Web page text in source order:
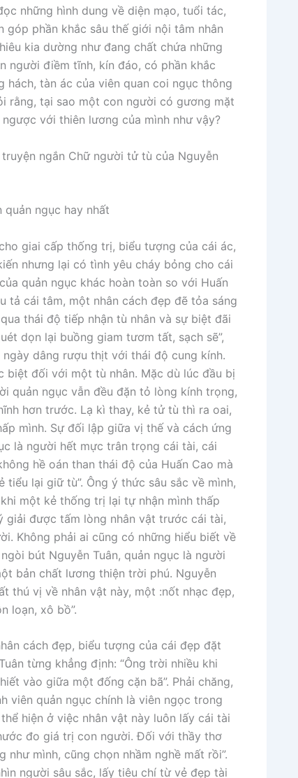
những hình dung về diện mạo, tuổi tác,
góp phần khắc sâu thế giới nội tâm nhân
kia dường như đang chất chứa những
người điềm tĩnh, kín đáo, có phần khắc
hách, tàn ác của viên quan coi ngục thông
rằng, tại sao một con người có gương mặt
với thiên lương của mình như vậy?
quản ngục hay nhất
giai cấp thống trị, biểu tượng của cái ác,
nhưng lại có tình yêu cháy bỏng cho cái
quản ngục khác hoàn toàn so với Huấn
tả cái tâm, một nhân cách đẹp đẽ tỏa sáng
thái độ tiếp nhận tù nhân và sự biệt đãi
dọn lại buồng giam tươm tất, sạch sẽ”,
dâng rượu thịt với thái độ cung kính.
đối với một tù nhân. Mặc dù lúc đầu bị
quản ngục vẫn đều đặn tỏ lòng kính trọng,
hơn trước. Lạ kì thay, kẻ tử tù thì ra oai,
mình. Sự đối lập giữa vị thế và cách ứng
là người hết mực trân trọng cái tài, cái
hề oán than thái độ của Huấn Cao mà
lại giữ tù”. Ông ý thức sâu sắc về mình,
một kẻ thống trị lại tự nhận mình thấp
giải được tấm lòng nhân vật trước cái tài,
Không phải ai cũng có những hiểu biết về
bút Nguyễn Tuân, quản ngục là người
bản chất lương thiện trời phú. Nguyễn
thú vị về nhân vật này, một :nốt nhạc đẹp,
loạn, xô bồ”.
cách đẹp, biểu tượng của cái đẹp đặt
từng khẳng định: “Ông trời nhiều khi
vào giữa một đống cặn bã”. Phải chăng,
viên quản ngục chính là viên ngọc trong
hiện ở việc nhân vật này luôn lấy cái tài
đo giá trị con người. Đối với thầy thơ
như mình, cũng chọn nhầm nghề mất rồi”.
người sâu sắc, lấy tiêu chí từ vẻ đẹp tài